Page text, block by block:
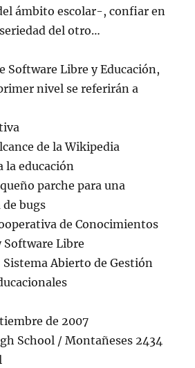
ámbito escolar-, confiar en
del otro…
Software Libre y Educación,
nivel se referirán a
de la Wikipedia
la educación
parche para una
bugs
de Conocimientos
Software Libre
Abierto de Gestión
de 2007
School / Montañeses 2434